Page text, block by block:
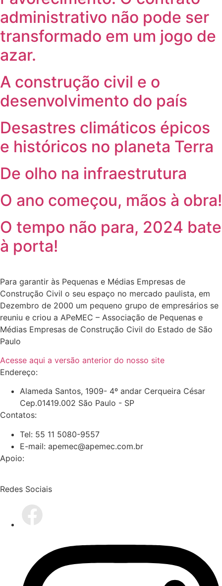
administrativo não pode ser
transformado em um jogo de
azar.
A construção civil e o
desenvolvimento do país
Desastres climáticos épicos
e históricos no planeta Terra
De olho na infraestrutura
O ano começou, mãos à obra!
O tempo não para, 2024 bate
à porta!
Para garantir às Pequenas e Médias Empresas de
Construção Civil o seu espaço no mercado paulista, em
Dezembro de 2000 um pequeno grupo de empresários se
reuniu e criou a APeMEC – Associação de Pequenas e
Médias Empresas de Construção Civil do Estado de São
Paulo
Acesse aqui a versão anterior do nosso site
Endereço:
Alameda Santos, 1909- 4º andar Cerqueira César
Cep.01419.002 São Paulo - SP
Contatos:
Tel: 55 11 5080-9557
E-mail: apemec@apemec.com.br
Apoio:
Redes Sociais